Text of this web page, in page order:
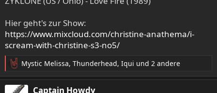
Hier geht's zur Show:
https://www.mixcloud.com/christine-anathema/i-
scream-with-christine-s3-no5/
R
e
a
Mystic Melissa, Thunderhead, Iqui und 2 andere
Captain Howdy